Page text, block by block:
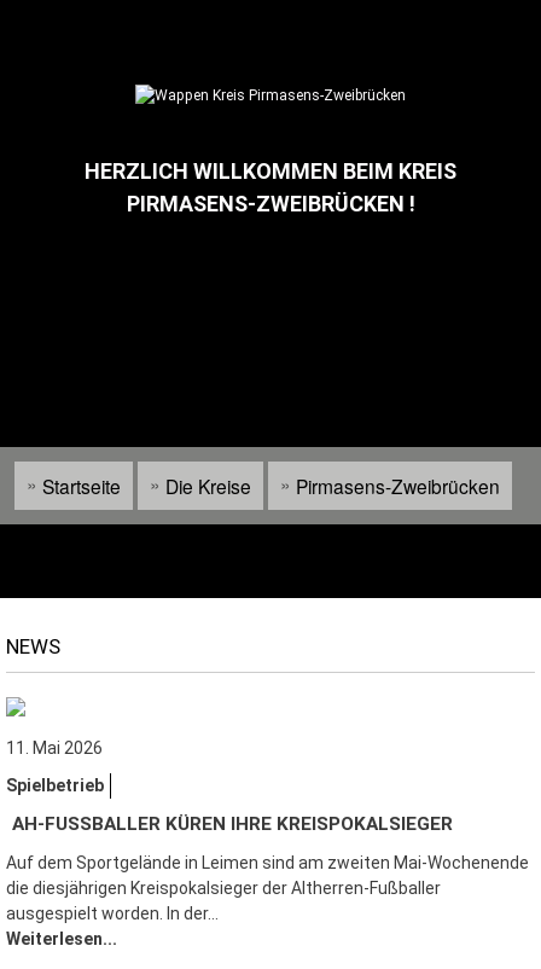
HERZLICH WILLKOMMEN BEIM KREIS
PIRMASENS-ZWEIBRÜCKEN !
Pfadnavigation
Startseite Die Kreise Pirmasens-Zweibrücken
NEWS
11. Mai 2026
Spielbetrieb
AH-FUSSBALLER KÜREN IHRE KREISPOKALSIEGER
Auf dem Sportgelände in Leimen sind am zweiten Mai-Wochenende
die diesjährigen Kreispokalsieger der Altherren-Fußballer
ausgespielt worden. In der…
Weiterlesen...